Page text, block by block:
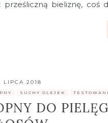
bieliznę, coś
LIPCA 2018
DO
SUCHY OLEJEK